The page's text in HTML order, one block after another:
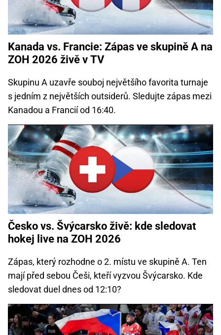
Kanada vs. Francie: Zápas ve skupině A na
ZOH 2026 živě v TV
Skupinu A uzavře souboj největšího favorita turnaje
s jedním z největších outsiderů. Sledujte zápas mezi
Kanadou a Francií od 16:40.
Česko vs. Švýcarsko živě: kde sledovat
hokej live na ZOH 2026
Zápas, který rozhodne o 2. místu ve skupině A. Ten
mají před sebou Češi, kteří vyzvou Švýcarsko. Kde
sledovat duel dnes od 12:10?